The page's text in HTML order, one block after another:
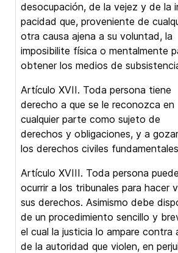
desocupación, de la vejez y de la
pacidad que, proveniente de
otra causa ajena a su voluntad, la
imposibilite física o mentalmente
obtener los medios de
Artículo XVII. Toda persona tiene
derecho a que se le reconozca en
cualquier parte como sujeto de
derechos y obligaciones, y a
los derechos civiles
Artículo XVIII. Toda persona puede
ocurrir a los tribunales para hacer
sus derechos. Asimismo debe
de un procedimiento sencillo y
el cual la justicia lo ampare contra
de la autoridad que violen, en